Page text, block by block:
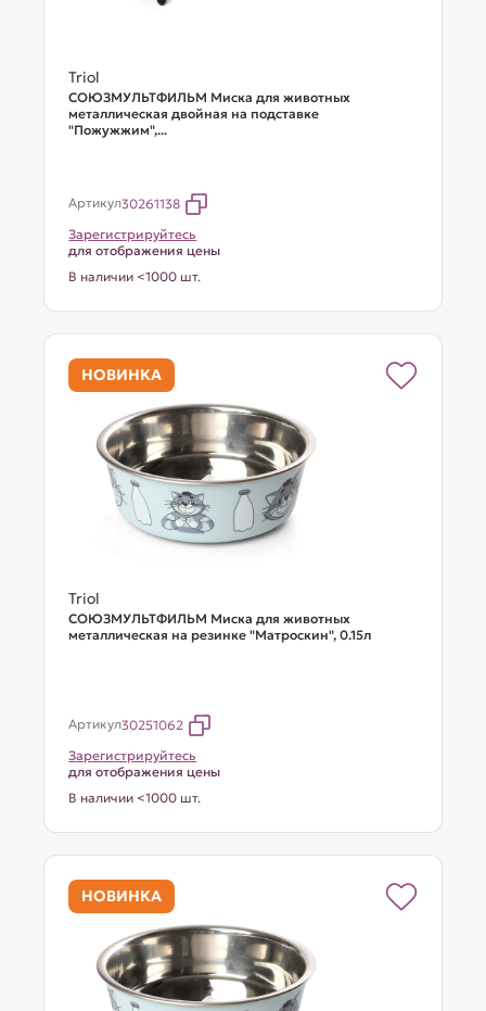
Triol
СОЮЗМУЛЬТФИЛЬМ Миска для животных
металлическая двойная на подставке
"Пожужжим",...
Артикул30261138
Зарегистрируйтесь
для отображения цены
В наличии <1000 шт.
НОВИНКА
Triol
СОЮЗМУЛЬТФИЛЬМ Миска для животных
металлическая на резинке "Матроскин", 0.15л
Артикул30251062
Зарегистрируйтесь
для отображения цены
В наличии <1000 шт.
НОВИНКА